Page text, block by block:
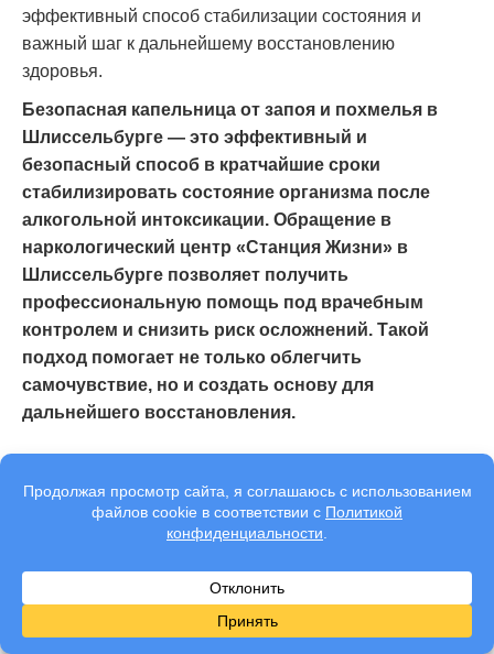
эффективный способ стабилизации состояния и
важный шаг к дальнейшему восстановлению
здоровья.
Безопасная капельница от запоя и похмелья в
Шлиссельбурге — это эффективный и
безопасный способ в кратчайшие сроки
стабилизировать состояние организма после
алкогольной интоксикации. Обращение в
наркологический центр «Станция Жизни» в
Шлиссельбурге позволяет получить
профессиональную помощь под врачебным
контролем и снизить риск осложнений. Такой
подход помогает не только облегчить
самочувствие, но и создать основу для
дальнейшего восстановления.
Написала: Балабан Игорь Вячеславович